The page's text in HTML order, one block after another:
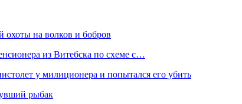
охоты на волков и бобров
из Витебска по схеме с…
у милиционера и попытался его убить
рыбак